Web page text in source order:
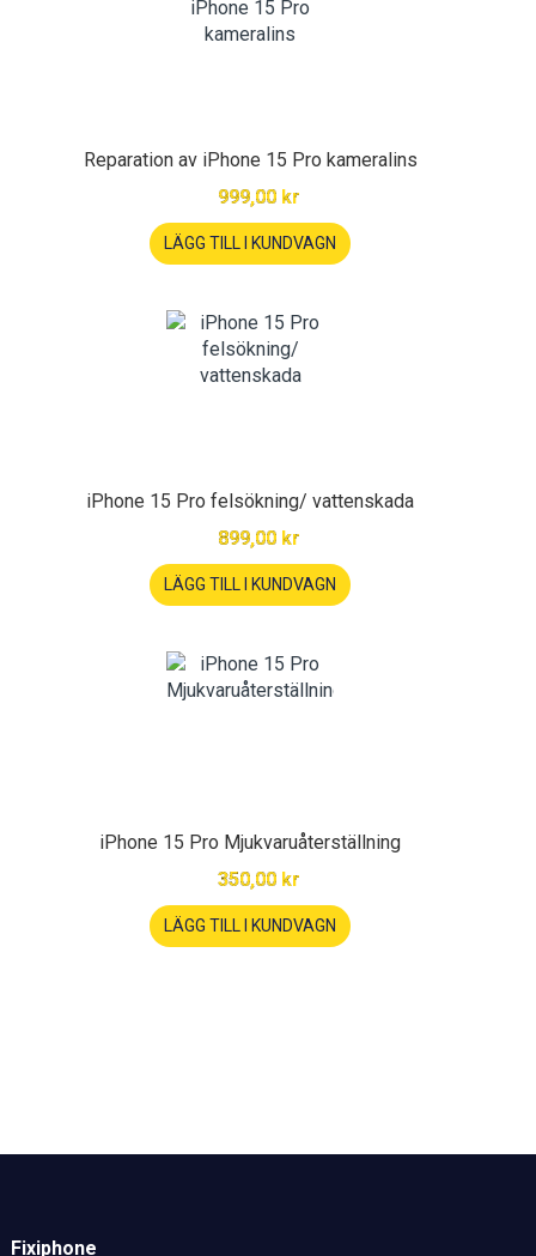
Reparation av iPhone 15 Pro kameralins
999,00 kr
LÄGG TILL I KUNDVAGN
iPhone 15 Pro felsökning/ vattenskada
899,00 kr
LÄGG TILL I KUNDVAGN
iPhone 15 Pro Mjukvaruåterställning
350,00 kr
LÄGG TILL I KUNDVAGN
Fixiphone